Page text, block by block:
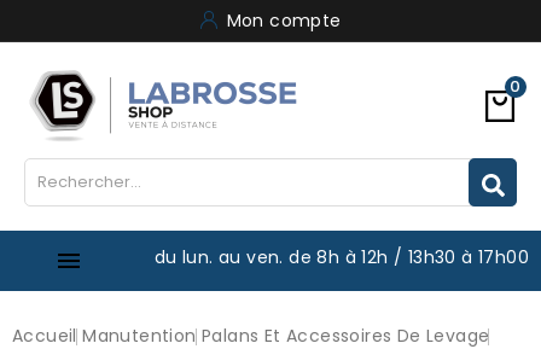
Mon compte
0
 du lun. au ven. de 8h à 12h / 13h30 à 17h00
Accueil Manutention Palans Et Accessoires De Levage